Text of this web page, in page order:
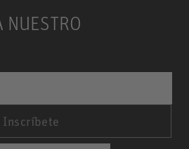
NUESTRO
Inscríbete